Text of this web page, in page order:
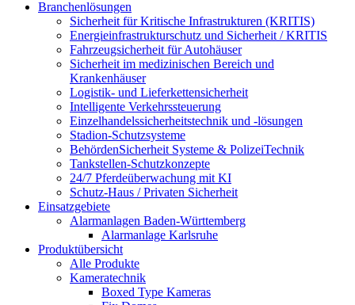
Branchenlösungen
Sicherheit für Kritische Infrastrukturen (KRITIS)
Energieinfrastrukturschutz und Sicherheit / KRITIS
Fahrzeugsicherheit für Autohäuser
Sicherheit im medizinischen Bereich und
Krankenhäuser
Logistik- und Lieferkettensicherheit
Intelligente Verkehrssteuerung
Einzelhandelssicherheitstechnik und -lösungen
Stadion-Schutzsysteme
BehördenSicherheit Systeme & PolizeiTechnik
Tankstellen-Schutzkonzepte​
24/7 Pferdeüberwachung mit KI
Schutz-Haus / Privaten Sicherheit
Einsatzgebiete
Alarmanlagen Baden-Württemberg
Alarmanlage Karlsruhe
Produktübersicht
Alle Produkte
Kameratechnik
Boxed Type Kameras